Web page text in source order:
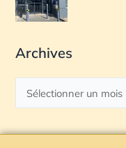
Archives